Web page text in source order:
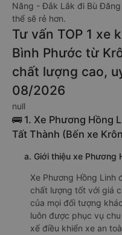
Năng - Đắk Lắk đi Bù
thể sẽ rẻ hơn.
Tư vấn TOP 1 xe
Bình Phước từ
chất lượng cao,
08/2026
null
🚌 1. Xe Phương Hồng
Tất Thành (Bến xe
a. Giới thiệu xe Phương
Xe Phương Hồng Linh
chất lượng tốt với giá
của mọi đối tượng
luôn được phục vụ
xế điều khiển xe an